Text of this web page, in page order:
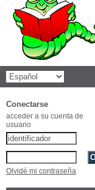
Conectarse
acceder a su cuenta de
usuario
Olvidé mi contraseña